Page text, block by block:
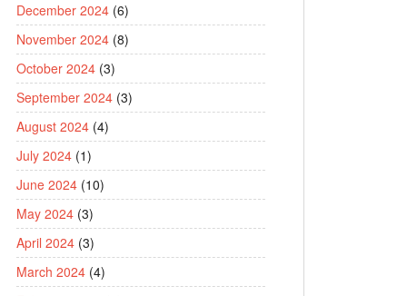
December 2024 (6)
November 2024 (8)
October 2024 (3)
September 2024 (3)
August 2024 (4)
July 2024 (1)
June 2024 (10)
May 2024 (3)
April 2024 (3)
March 2024 (4)